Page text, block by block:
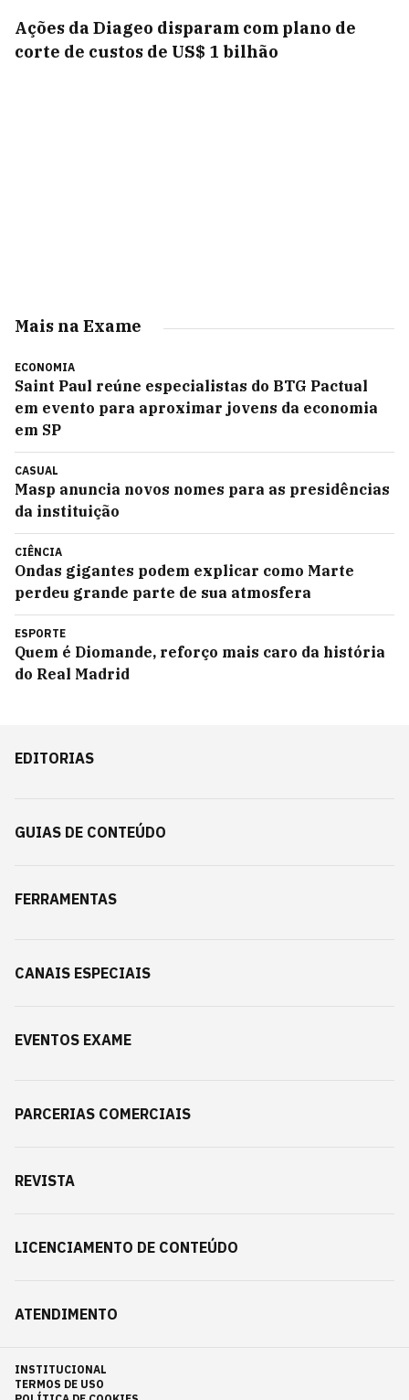
Ações da Diageo disparam com plano de
corte de custos de US$ 1 bilhão
Mais na Exame
ECONOMIA
Saint Paul reúne especialistas do BTG Pactual
em evento para aproximar jovens da economia
em SP
CASUAL
Masp anuncia novos nomes para as presidências
da instituição
CIÊNCIA
Ondas gigantes podem explicar como Marte
perdeu grande parte de sua atmosfera
ESPORTE
Quem é Diomande, reforço mais caro da história
do Real Madrid
EDITORIAS
GUIAS DE CONTEÚDO
FERRAMENTAS
CANAIS ESPECIAIS
EVENTOS EXAME
PARCERIAS COMERCIAIS
REVISTA
LICENCIAMENTO DE CONTEÚDO
ATENDIMENTO
INSTITUCIONAL
TERMOS DE USO